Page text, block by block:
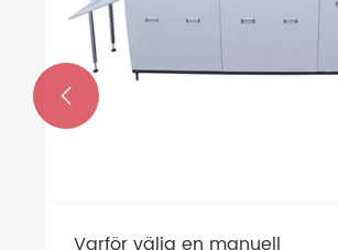
Varför välja en manuell
